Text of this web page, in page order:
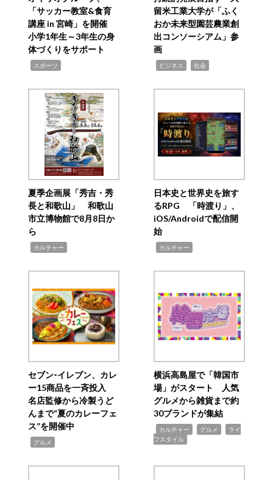
「サッカー教室&食育
講座 in 宮崎」を開催
小学1年生～3年生の身
体づくりをサポート
スポーツ
留米工業大学が「ふく
おか未来型園芸農業創
出コンソーシアム」参
画
ビジネス 社会
夏季企画展「秀吉・秀
長と和歌山」 和歌山
市立博物館で8月8日か
ら
カルチャー
日本史と世界史を旅す
るRPG 「時渡り」、
iOS/Androidで配信開
始
カルチャー
セブン‐イレブン、カレ
ー15商品を一斉投入
名店監修から冷製うど
んまで“夏のカレーフェ
ス”を開催中
グルメ
横浜高島屋で「韓国市
場」がスタート 人気
グルメから雑貨まで約
30ブランドが集結
カルチャー グルメ
ライ
フスタイル